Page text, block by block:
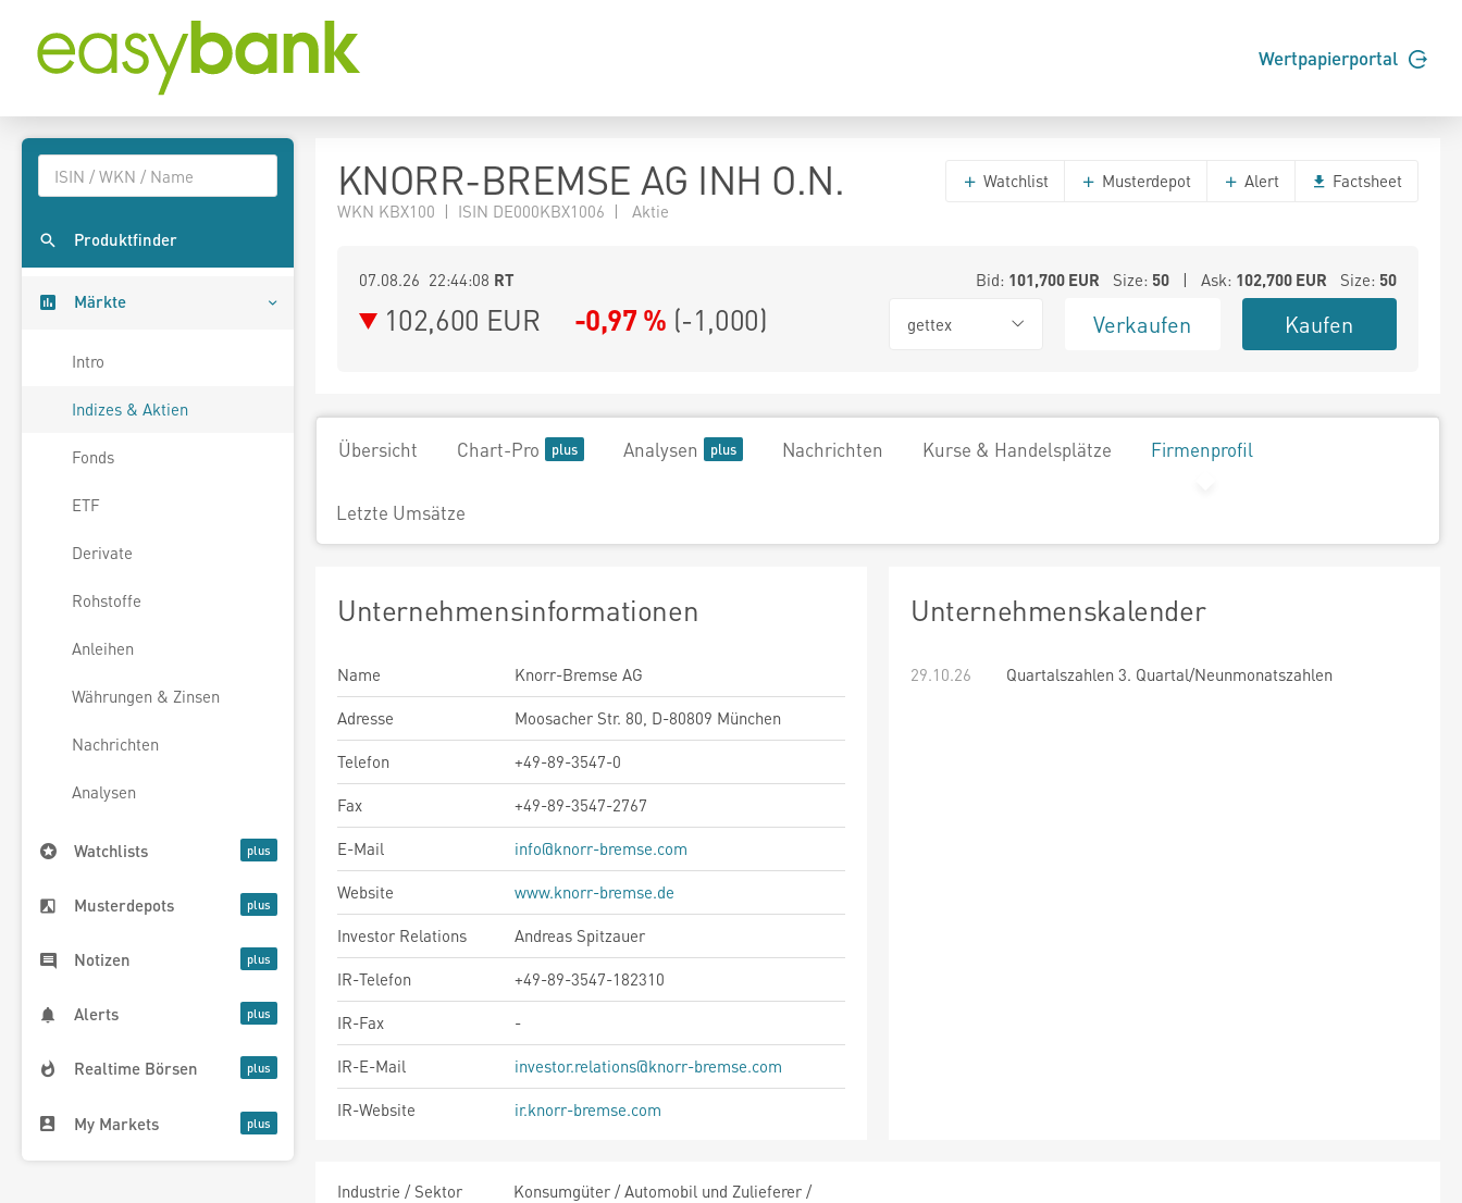
Wertpapierportal
Produktfinder
Märkte
Intro
Indizes & Aktien
Fonds
ETF
Derivate
Rohstoffe
Anleihen
Währungen & Zinsen
Nachrichten
Analysen
Watchlists
Musterdepots
Notizen
Alerts
Realtime Börsen
My Markets
KNORR-BREMSE AG INH O.N.
WKN KBX100 | ISIN DE000KBX1006 | Aktie
Watchlist Musterdepot Alert Factsheet
07.08.26 22:44:08 RT Bid: 101,700EUR Size: 50| Ask: 102,700EUR Size: 50
102,600 EUR -0,97 % (-1,000) gettex Verkaufen Kaufen
Übersicht Chart-Pro Analysen Nachrichten Kurse & Handelsplätze Firmenprofil
Letzte Umsätze
Unternehmensinformationen
Name
Knorr-Bremse AG
Adresse
Moosacher Str. 80, D-80809 München
Telefon
+49-89-3547-0
Fax
+49-89-3547-2767
E-Mail
info@knorr-bremse.com
Website
www.knorr-bremse.de
Investor Relations
Andreas Spitzauer
IR-Telefon
+49-89-3547-182310
IR-Fax
-
IR-E-Mail
investor.relations@knorr-bremse.com
IR-Website
ir.knorr-bremse.com
Unternehmenskalender
29.10.26 Quartalszahlen 3. Quartal/Neunmonatszahlen
Industrie / Sektor
Konsumgüter / Automobil und Zulieferer /